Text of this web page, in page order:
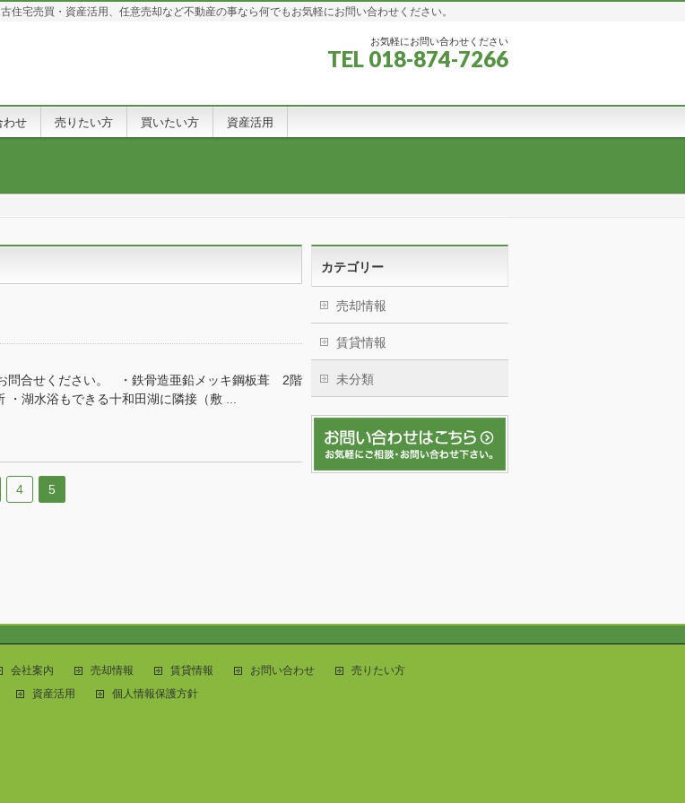
宅売買・資産活用、任意売却など不動産の事なら何でもお気軽にお問い合わせください。
お気軽にお問い合わせください
TEL 018-874-7266
わせ 売りたい方 買いたい方 資産活用
問合せください。 ・鉄骨造亜鉛メッキ鋼板葺 2階
湖水浴もできる十和田湖に隣接（敷 ...
4 5
カテゴリー
売却情報
賃貸情報
未分類
会社案内 売却情報 賃貸情報 お問い合わせ
売りたい方
資産活用 個人情報保護方針